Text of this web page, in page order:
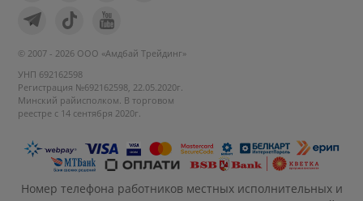
© 2007 - 2026 ООО «Амдбай Трейдинг»
УНП 692162598
Регистрация №692162598, 22.05.2020г.
Минский райисполком. В торговом
реестре с 14 сентября 2020г.
Номер телефона работников местных исполнительных и